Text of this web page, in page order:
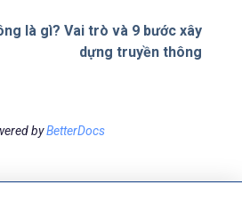
là gì? Vai trò và 9 bước xây
dựng truyền thông
byBetterDocs